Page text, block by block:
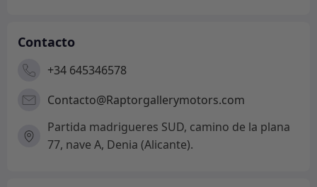
Contacto
+34 645346578
Contacto@Raptorgallerymotors.com
Partida madrigueres SUD, camino de la plana
77, nave A, Denia (Alicante).